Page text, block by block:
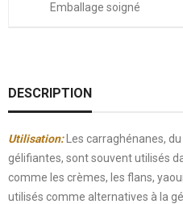
Emballage soigné
DESCRIPTION
Utilisation:Les carraghénanes,
gélifiantes, sont souvent utilisés
comme les crèmes, les flans,
utilisés comme alternatives à la